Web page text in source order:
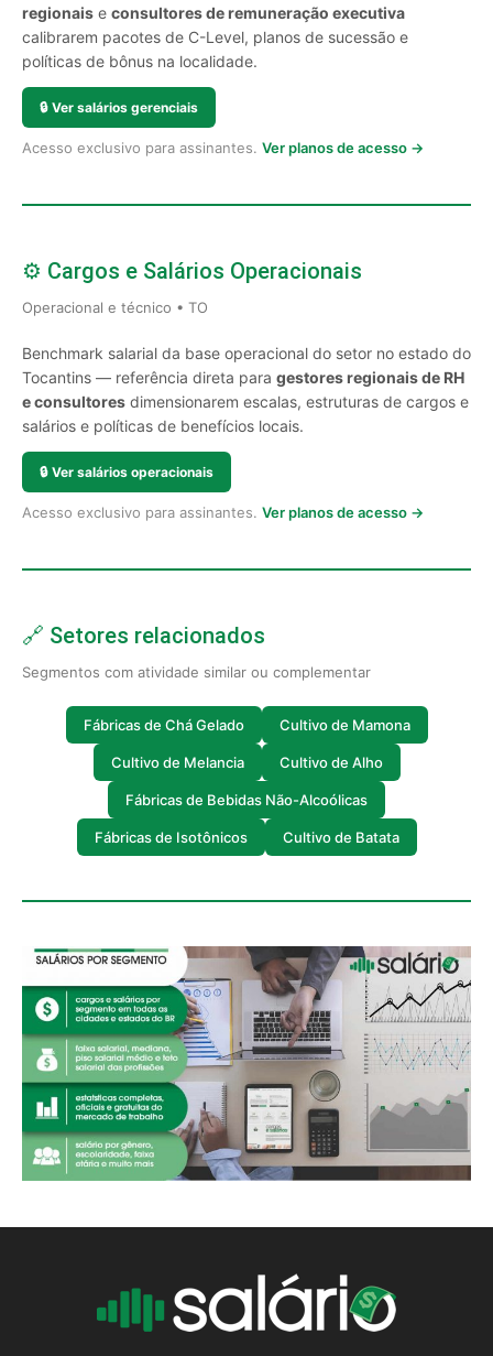
regionais e consultores de remuneração executiva
calibrarem pacotes de C-Level, planos de sucessão e
políticas de bônus na localidade.
🔒 Ver salários gerenciais
Acesso exclusivo para assinantes. Ver planos de acesso →
⚙️ Cargos e Salários Operacionais
Operacional e técnico • TO
Benchmark salarial da base operacional do setor no estado do
Tocantins — referência direta para gestores regionais de RH
e consultores dimensionarem escalas, estruturas de cargos e
salários e políticas de benefícios locais.
🔒 Ver salários operacionais
Acesso exclusivo para assinantes. Ver planos de acesso →
🔗 Setores relacionados
Segmentos com atividade similar ou complementar
Fábricas de Chá Gelado Cultivo de Mamona
Cultivo de Melancia Cultivo de Alho
Fábricas de Bebidas Não-Alcoólicas
Fábricas de Isotônicos Cultivo de Batata